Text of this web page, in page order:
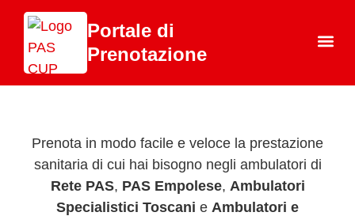
Portale di
Prenotazione
Prenota in modo facile e veloce la prestazione
sanitaria di cui hai bisogno negli ambulatori di
Rete PAS, PAS Empolese, Ambulatori
Specialistici Toscani e Ambulatori e